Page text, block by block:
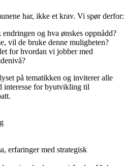
har, ikke et krav. Vi spør derfor:
og hva ønskes oppnådd?
vil de bruke denne muligheten?
for hvordan vi jobber med
på tematikken og inviterer alle
interesse for byutvikling til
erfaringer med strategisk